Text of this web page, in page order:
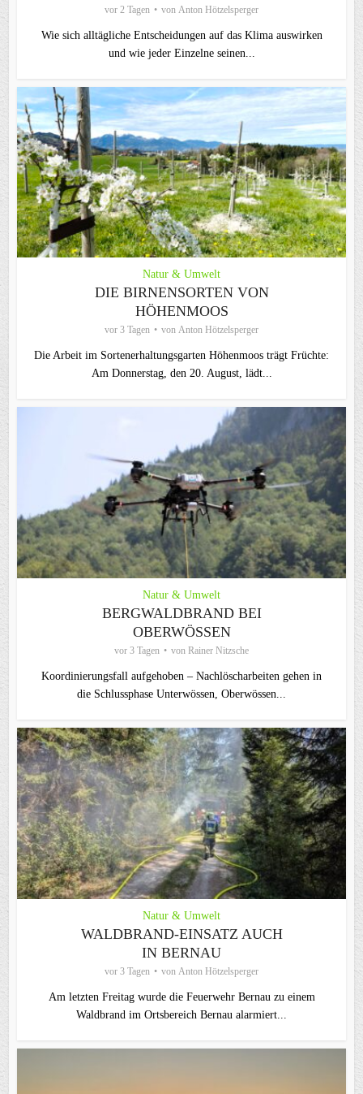
vor 2 Tagen von Anton Hötzelsperger
Wie sich alltägliche Entscheidungen auf das Klima auswirken
und wie jeder Einzelne seinen...
Natur & Umwelt
DIE BIRNENSORTEN VON
HÖHENMOOS
vor 3 Tagen von Anton Hötzelsperger
Die Arbeit im Sortenerhaltungsgarten Höhenmoos trägt Früchte:
Am Donnerstag, den 20. August, lädt...
Natur & Umwelt
BERGWALDBRAND BEI
OBERWÖSSEN
vor 3 Tagen von Rainer Nitzsche
Koordinierungsfall aufgehoben – Nachlöscharbeiten gehen in
die Schlussphase Unterwössen, Oberwössen...
Natur & Umwelt
WALDBRAND-EINSATZ AUCH
IN BERNAU
vor 3 Tagen von Anton Hötzelsperger
Am letzten Freitag wurde die Feuerwehr Bernau zu einem
Waldbrand im Ortsbereich Bernau alarmiert...